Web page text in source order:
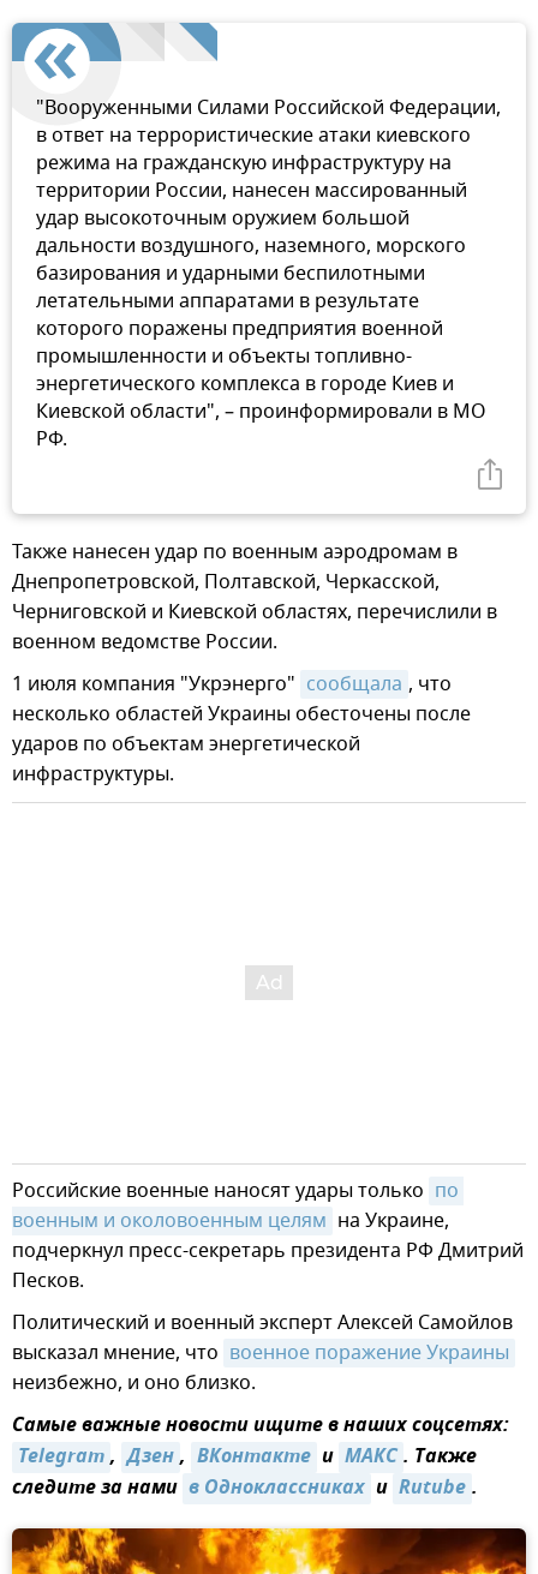
"Вооруженными Силами Российской Федерации,
в ответ на террористические атаки киевского
режима на гражданскую инфраструктуру на
территории России, нанесен массированный
удар высокоточным оружием большой
дальности воздушного, наземного, морского
базирования и ударными беспилотными
летательными аппаратами в результате
которого поражены предприятия военной
промышленности и объекты топливно-
энергетического комплекса в городе Киев и
Киевской области", – проинформировали в МО
РФ.
Также нанесен удар по военным аэродромам в
Днепропетровской, Полтавской, Черкасской,
Черниговской и Киевской областях, перечислили в
военном ведомстве России.
1 июля компания "Укрэнерго" сообщала , что
несколько областей Украины обесточены после
ударов по объектам энергетической
инфраструктуры.
Российские военные наносят удары только по
военным и околовоенным целям на Украине,
подчеркнул пресс-секретарь президента РФ Дмитрий
Песков.
Политический и военный эксперт Алексей Самойлов
высказал мнение, что военное поражение Украины
неизбежно, и оно близко.
Самые важные новости ищите в наших соцсетях:
Telegram, Дзен, ВКонтакте и MAКС. Также
следите за нами в Одноклассниках и Rutube.